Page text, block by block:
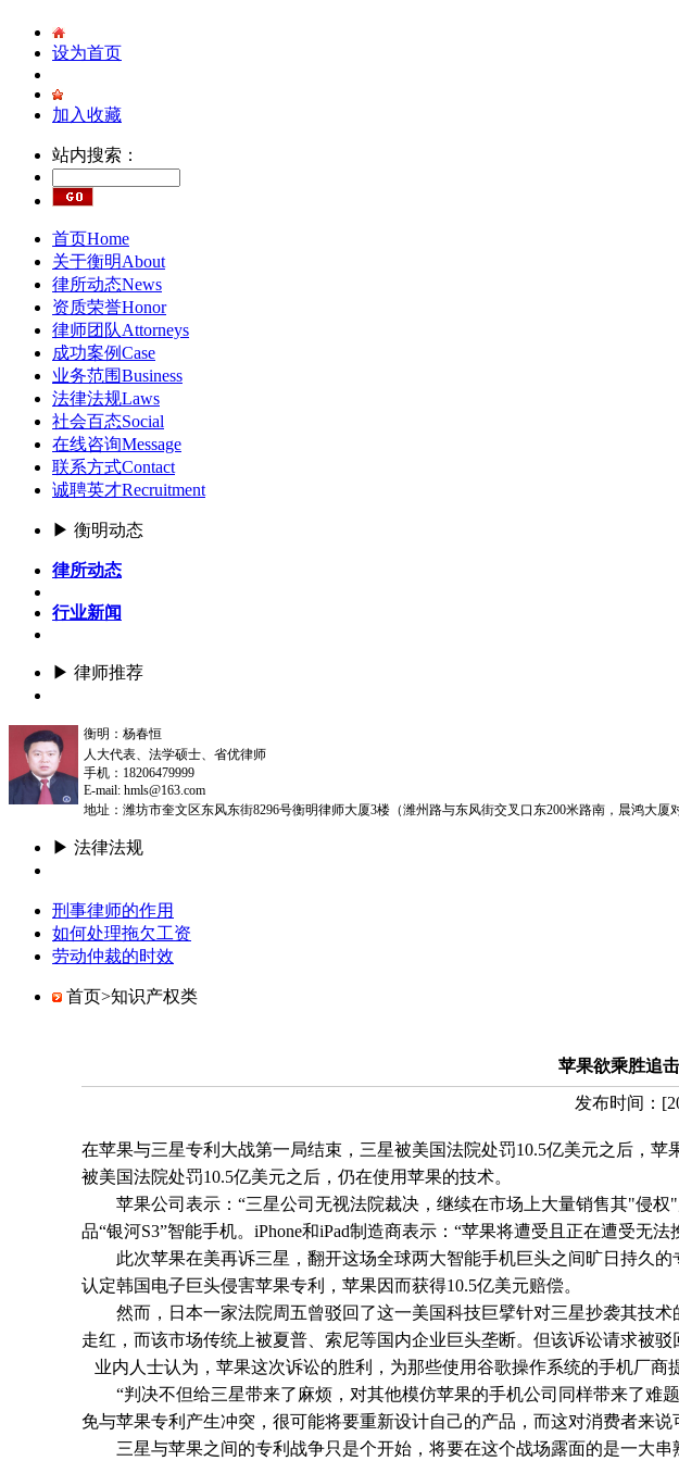
设为首页
加入收藏
站内搜索：
首页Home
关于衡明About
律所动态News
资质荣誉Honor
律师团队Attorneys
成功案例Case
业务范围Business
法律法规Laws
社会百态Social
在线咨询Message
联系方式Contact
诚聘英才Recruitment
▶ 衡明动态
律所动态
行业新闻
▶ 律师推荐
衡明：杨春恒
人大代表、法学硕士、省优律师
手机：18206479999
E-mail: hmls@163.com
地址：潍坊市奎文区东风东街8296号衡明律师大厦3楼（潍州路与东风街交叉口东200米路南，晨鸿大厦
▶ 法律法规
刑事律师的作用
如何处理拖欠工资
劳动仲裁的时效
首页>知识产权类
苹果欲乘胜追
发布时间： [
在苹果与三星专利大战第一局结束，三星被美国法院处罚10.5亿美元之后，
被美国法院处罚10.5亿美元之后，仍在使用苹果的技术。
苹果公司表示：“三星公司无视法院裁决，继续在市场上大量销售其"侵权"
品“银河S3”智能手机。iPhone和iPad制造商表示：“苹果将遭受且正在遭受无法
此次苹果在美再诉三星，翻开这场全球两大智能手机巨头之间旷日持久的
认定韩国电子巨头侵害苹果专利，苹果因而获得10.5亿美元赔偿。
然而，日本一家法院周五曾驳回了这一美国科技巨擘针对三星抄袭其技术
走红，而该市场传统上被夏普、索尼等国内企业巨头垄断。但该诉讼请求被
业内人士认为，苹果这次诉讼的胜利，为那些使用谷歌操作系统的手机厂商
“判决不但给三星带来了麻烦，对其他模仿苹果的手机公司同样带来了难
免与苹果专利产生冲突，很可能将要重新设计自己的产品，而这对消费者来
三星与苹果之间的专利战争只是个开始，将要在这个战场露面的是一大串